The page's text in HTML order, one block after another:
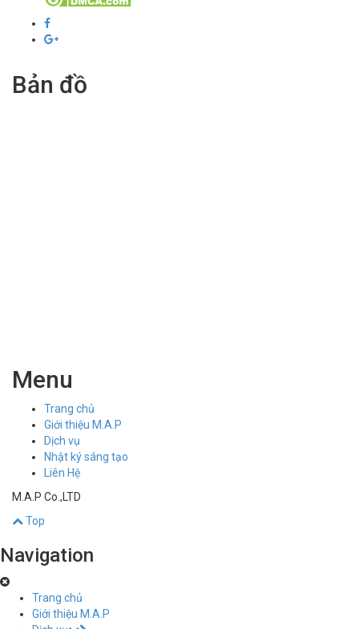
Bản đồ
Menu
Trang chủ
Giới thiệu M.A.P
Dịch vụ
Nhật ký sáng tạo
Liên Hệ
M.A.P Co.,LTD
Top
Navigation
Trang chủ
Giới thiệu M.A.P